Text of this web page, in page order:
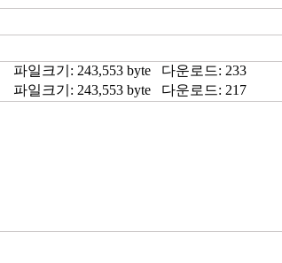
파일크기: 243,553 byte
다운로드: 233
파일크기: 243,553 byte 다운로드: 217